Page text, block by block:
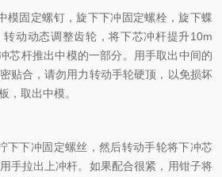
固定螺钉，旋下下冲固定螺栓，旋下蝶
动动态调整齿轮，将下芯冲杆提升10m
芯杆推出中模的一部分。用手取出中间的
贴合，请勿用力转动手轮硬顶，以免损坏
，取出中模。
下冲固定螺丝，然后转动手轮将下冲芯
手拉出上冲杆。如果配合很紧，用钳子将